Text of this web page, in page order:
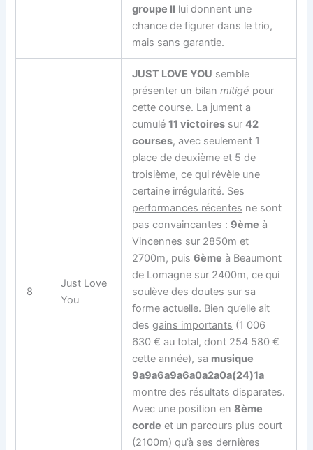
groupe II lui donnent une
chance de figurer dans le trio,
mais sans garantie.
8
Just Love
You
JUST LOVE YOU semble
présenter un bilanmitigé pour
cette course. La jument a
cumulé11 victoires sur42
courses, avec seulement 1
place de deuxième et 5 de
troisième, ce qui révèle une
certaine irrégularité. Ses
performances récentes ne sont
pas convaincantes : 9ème à
Vincennes sur 2850m et
2700m, puis6ème à Beaumont
de Lomagne sur 2400m, ce qui
soulève des doutes sur sa
forme actuelle. Bien qu’elle ait
desgains importants (1 006
630 € au total, dont 254 580 €
cette année), sa musique
9a9a6a9a6a0a2a0a(24)1a
montre des résultats disparates.
Avec une position en8ème
corde et un parcours plus court
(2100m) qu’à ses dernières